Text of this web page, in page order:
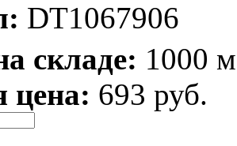
DT1067906
складе: 1000 м
цена: 693 руб.